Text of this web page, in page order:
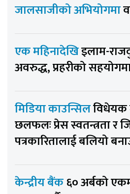
जालसाजीको अभियोगमा
एक महिनादेखिइलाम-
अवरुद्ध, प्रहरीको सहयोगमा
मिडिया काउन्सिलविधेयक
छलफलः प्रेस स्वतन्त्रता र
पत्रकारितालाई बलियो
केन्द्रीय बैंक६० अर्बको